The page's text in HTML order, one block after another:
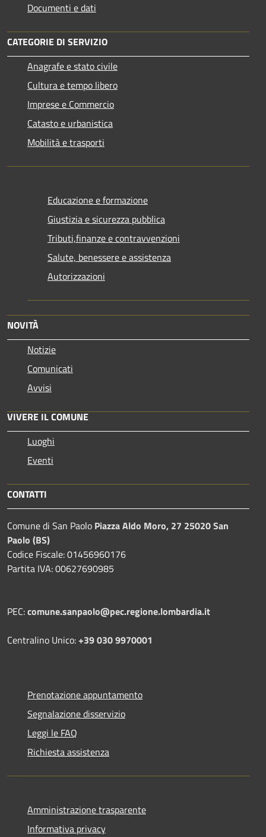
Documenti e dati
CATEGORIE DI SERVIZIO
Anagrafe e stato civile
Cultura e tempo libero
Imprese e Commercio
Catasto e urbanistica
Mobilità e trasporti
Educazione e formazione
Giustizia e sicurezza pubblica
Tributi,finanze e contravvenzioni
Salute, benessere e assistenza
Autorizzazioni
NOVITÀ
Notizie
Comunicati
Avvisi
VIVERE IL COMUNE
Luoghi
Eventi
CONTATTI
Comune di San Paolo Piazza Aldo Moro, 27 25020 San
Paolo (BS)
Codice Fiscale: 01456960176
Partita IVA: 00627690985
PEC:comune.sanpaolo@pec.regione.lombardia.it
Centralino Unico:+39 030 9970001
Prenotazione appuntamento
Segnalazione disservizio
Leggi le FAQ
Richiesta assistenza
Amministrazione trasparente
Informativa privacy